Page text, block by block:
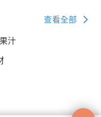
查看全部
果汁